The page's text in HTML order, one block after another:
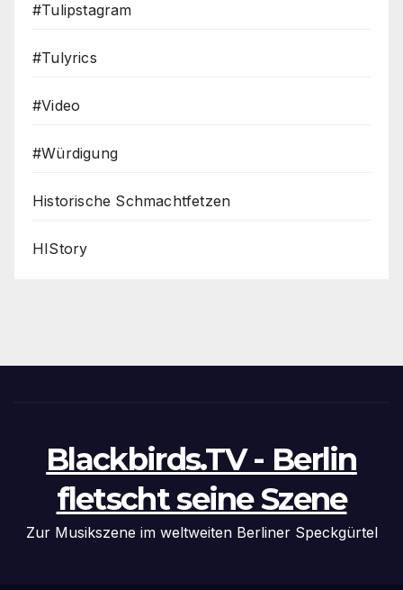
#Tulipstagram
#Tulyrics
#Video
#Würdigung
Historische Schmachtfetzen
HIStory
Blackbirds.TV - Berlin
fletscht seine Szene
Zur Musikszene im weltweiten Berliner Speckgürtel